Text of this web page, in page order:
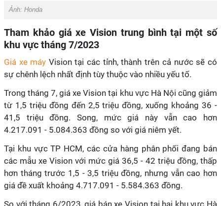
Ảnh: Honda
Tham khảo giá xe Vision trung bình tại một số
khu vực tháng 7/2023
Giá xe máy Vision tại các tỉnh, thành trên cả nước sẽ có
sự chênh lệch nhất định tùy thuộc vào nhiều yếu tố.
Trong tháng 7, giá xe Vision tại khu vực Hà Nội cũng giảm
từ 1,5 triệu đồng đến 2,5 triệu đồng, xuống khoảng 36 -
41,5 triệu đồng. Song, mức giá này vẫn cao hơn
4.217.091 - 5.084.363 đồng so với giá niêm yết.
Tại khu vực TP HCM, các cửa hàng phân phối đang bán
các mẫu xe Vision với mức giá 36,5 - 42 triệu đồng, thấp
hơn tháng trước 1,5 - 3,5 triệu đồng, nhưng vẫn cao hơn
giá đề xuất khoảng 4.717.091 - 5.584.363 đồng.
So với tháng 6/2023, giá bán xe Vision tại hai khu vực Hà